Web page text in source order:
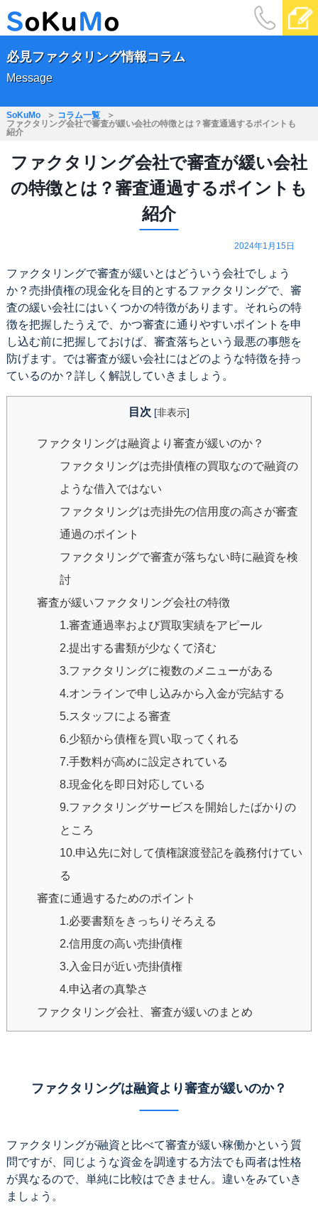
必見ファクタリング情報コラム
Message
SoKuMo
コラム一覧
ファクタリング会社で審査が緩い会社の特徴とは？審査通過するポイントも
紹介
ファクタリング会社で審査が緩い会社
の特徴とは？審査通過するポイントも
紹介
2024年1月15日
ファクタリングで審査が緩いとはどういう会社でしょう
か？売掛債権の現金化を目的とするファクタリングで、審
査の緩い会社にはいくつかの特徴があります。それらの特
徴を把握したうえで、かつ審査に通りやすいポイントを申
し込む前に把握しておけば、審査落ちという最悪の事態を
防げます。では審査が緩い会社にはどのような特徴を持っ
ているのか？詳しく解説していきましょう。
目次 [非表示]
ファクタリングは融資より審査が緩いのか？
ファクタリングは売掛債権の買取なので融資の
ような借入ではない
ファクタリングは売掛先の信用度の高さが審査
通過のポイント
ファクタリングで審査が落ちない時に融資を検
討
審査が緩いファクタリング会社の特徴
1.審査通過率および買取実績をアピール
2.提出する書類が少なくて済む
3.ファクタリングに複数のメニューがある
4.オンラインで申し込みから入金が完結する
5.スタッフによる審査
6.少額から債権を買い取ってくれる
7.手数料が高めに設定されている
8.現金化を即日対応している
9.ファクタリングサービスを開始したばかりの
ところ
10.申込先に対して債権譲渡登記を義務付けてい
る
審査に通過するためのポイント
1.必要書類をきっちりそろえる
2.信用度の高い売掛債権
3.入金日が近い売掛債権
4.申込者の真摯さ
ファクタリング会社、審査が緩いのまとめ
ファクタリングは融資より審査が緩いのか？
ファクタリングが融資と比べて審査が緩い稼働かという質
問ですが、同じような資金を調達する方法でも両者は性格
が異なるので、単純に比較はできません。違いをみていき
ましょう。